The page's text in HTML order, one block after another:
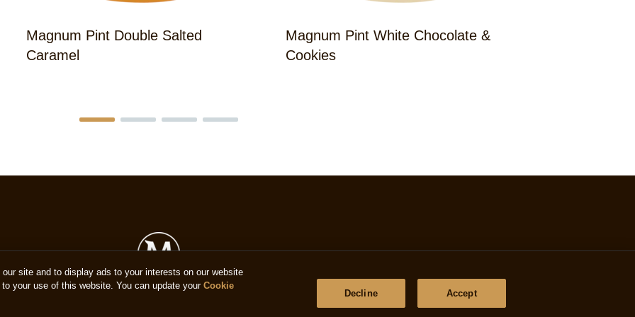
Magnum Pint Double Salted
Caramel
Magnum Pint White Chocolate &
Cookies
site and to display ads to your interests on our website
your use of this website. You can update your Cookie
Decline Accept